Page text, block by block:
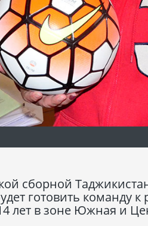
сборной
готовить команду
лет в зоне Южная и